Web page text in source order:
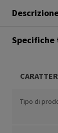
Specifiche
Tipo di